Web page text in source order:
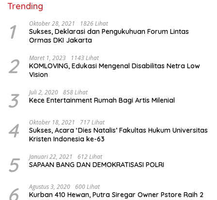
Trending
1 Oktober 28, 2021 1826 Lihat
Sukses, Deklarasi dan Pengukuhuan Forum Lintas
Ormas DKI Jakarta
2 Maret 1, 2023 1143 Lihat
KOMLOVING, Edukasi Mengenal Disabilitas Netra Low
Vision
3 Juli 2, 2020 858 Lihat
Kece Entertainment Rumah Bagi Artis Milenial
4 Oktober 18, 2021 717 Lihat
Sukses, Acara ‘Dies Natalis’ Fakultas Hukum Universitas
Kristen Indonesia ke-63
5 Januari 22, 2021 612 Lihat
SAPAAN BANG DAN DEMOKRATISASI POLRI
6 Agustus 3, 2020 600 Lihat
Kurban 410 Hewan, Putra Siregar Owner Pstore Raih 2